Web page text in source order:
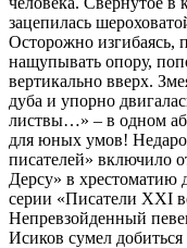
зацепилась
Осторожно изгибаясь,
нащупывать опору,
вертикально вверх.
дуба и упорно
листвы…» – в одном
для юных умов!
писателей» включило
Дерсу» в хрестоматию
серии «Писатели XXI
Непревзойденный
Исиков сумел